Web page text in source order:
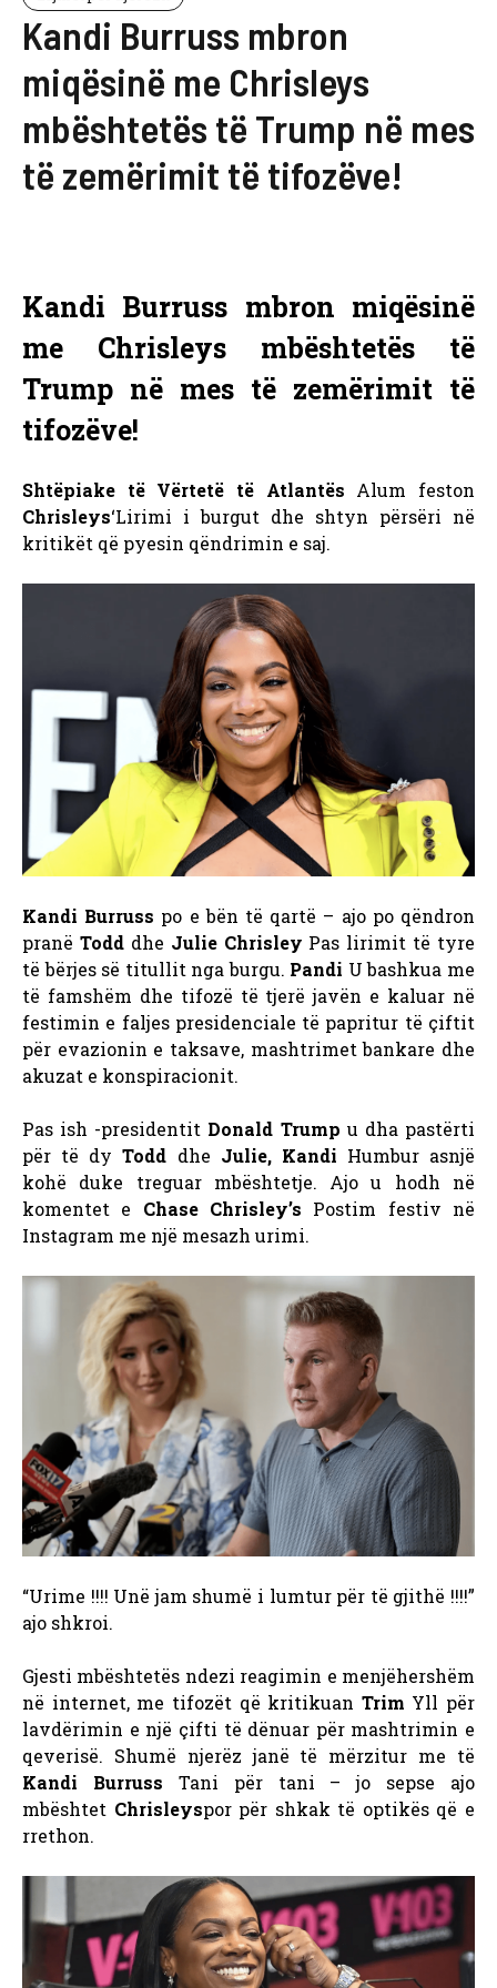
Kandi Burruss mbron
miqësinë me Chrisleys
mbështetës të Trump në mes
të zemërimit të tifozëve!
Kandi Burruss mbron miqësinë
me Chrisleys mbështetës të
Trump në mes të zemërimit të
tifozëve!
Shtëpiake të Vërtetë të Atlantës Alum feston
Chrisleys‘Lirimi i burgut dhe shtyn përsëri në
kritikët që pyesin qëndrimin e saj.
Kandi Burruss po e bën të qartë – ajo po qëndron
pranë Todddhe Julie Chrisley Pas lirimit të tyre
të bërjes së titullit nga burgu. Pandi U bashkua me
të famshëm dhe tifozë të tjerë javën e kaluar në
festimin e faljes presidenciale të papritur të çiftit
për evazionin e taksave, mashtrimet bankare dhe
akuzat e konspiracionit.
Pas ish -presidentit Donald Trump u dha pastërti
për të dyTodd dhe Julie, Kandi Humbur asnjë
kohë duke treguar mbështetje. Ajo u hodh në
komentet e Chase Chrisley’s Postim festiv në
Instagram me një mesazh urimi.
“Urime !!!! Unë jam shumë i lumtur për të gjithë !!!!”
ajo shkroi.
Gjesti mbështetës ndezi reagimin e menjëhershëm
në internet, me tifozët që kritikuan Trim Yll për
lavdërimin e një çifti të dënuar për mashtrimin e
qeverisë. Shumë njerëz janë të mërzitur me të
Kandi Burruss Tani për tani – jo sepse ajo
mbështet Chrisleyspor për shkak të optikës që e
rrethon.